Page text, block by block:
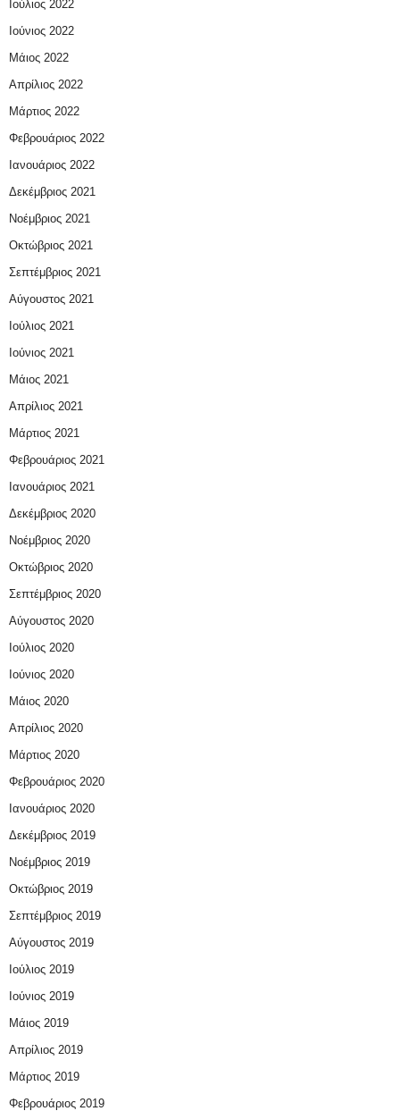
Ιούλιος 2022
Ιούνιος 2022
Μάιος 2022
Απρίλιος 2022
Μάρτιος 2022
Φεβρουάριος 2022
Ιανουάριος 2022
Δεκέμβριος 2021
Νοέμβριος 2021
Οκτώβριος 2021
Σεπτέμβριος 2021
Αύγουστος 2021
Ιούλιος 2021
Ιούνιος 2021
Μάιος 2021
Απρίλιος 2021
Μάρτιος 2021
Φεβρουάριος 2021
Ιανουάριος 2021
Δεκέμβριος 2020
Νοέμβριος 2020
Οκτώβριος 2020
Σεπτέμβριος 2020
Αύγουστος 2020
Ιούλιος 2020
Ιούνιος 2020
Μάιος 2020
Απρίλιος 2020
Μάρτιος 2020
Φεβρουάριος 2020
Ιανουάριος 2020
Δεκέμβριος 2019
Νοέμβριος 2019
Οκτώβριος 2019
Σεπτέμβριος 2019
Αύγουστος 2019
Ιούλιος 2019
Ιούνιος 2019
Μάιος 2019
Απρίλιος 2019
Μάρτιος 2019
Φεβρουάριος 2019